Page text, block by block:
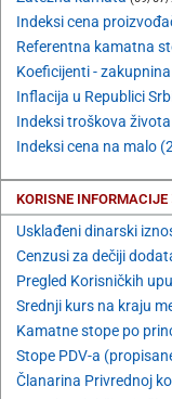
Indeksi cena
Referentna kamatna
Koeficijenti -
Inflacija u Republici
Indeksi troškova
Indeksi cena na malo
KORISNE INFORMACIJE
Usklađeni dinarski
Cenzusi za dečiji
Pregled Korisničkih
Srednji kurs na kraju
Kamatne stope po
Stope PDV-a
Članarina Privrednoj